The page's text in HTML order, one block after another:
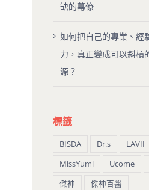
缺的幕僚
如何把自己的專業、經
力，真正變成可以斜槓
源？
標籤
BISDA Dr.s
LAVII
MissYumi
Ucome
傑神
傑神百醫